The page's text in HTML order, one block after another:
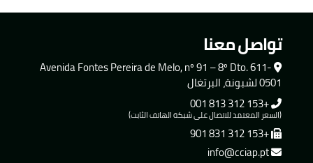
تواصل معنا
Avenida Fontes Pereira de Melo, nº 91 – 8º Dto. 611-
0501 لشبونة، البرتغال
+153 312 813 001
(السعر المعتمد للاتصال على شبكة الهاتف الثابت)
+153 312 831 901
info@cciap.pt